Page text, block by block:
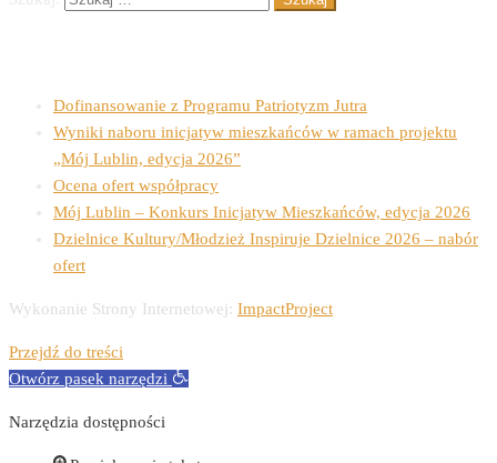
Dofinansowanie z Programu Patriotyzm Jutra
Wyniki naboru inicjatyw mieszkańców w ramach projektu
„Mój Lublin, edycja 2026”
Ocena ofert współpracy
Mój Lublin – Konkurs Inicjatyw Mieszkańców, edycja 2026
Dzielnice Kultury/Młodzież Inspiruje Dzielnice 2026 – nabór
ofert
Wykonanie Strony Internetowej: ImpactProject
Przejdź do treści
Otwórz pasek narzędzi
Narzędzia dostępności